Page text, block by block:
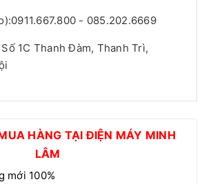
- 085.202.6669
1C Thanh Đàm, Thanh Trì,
HÀNG TẠI ĐIỆN MÁY MINH
LÂM
mới 100%